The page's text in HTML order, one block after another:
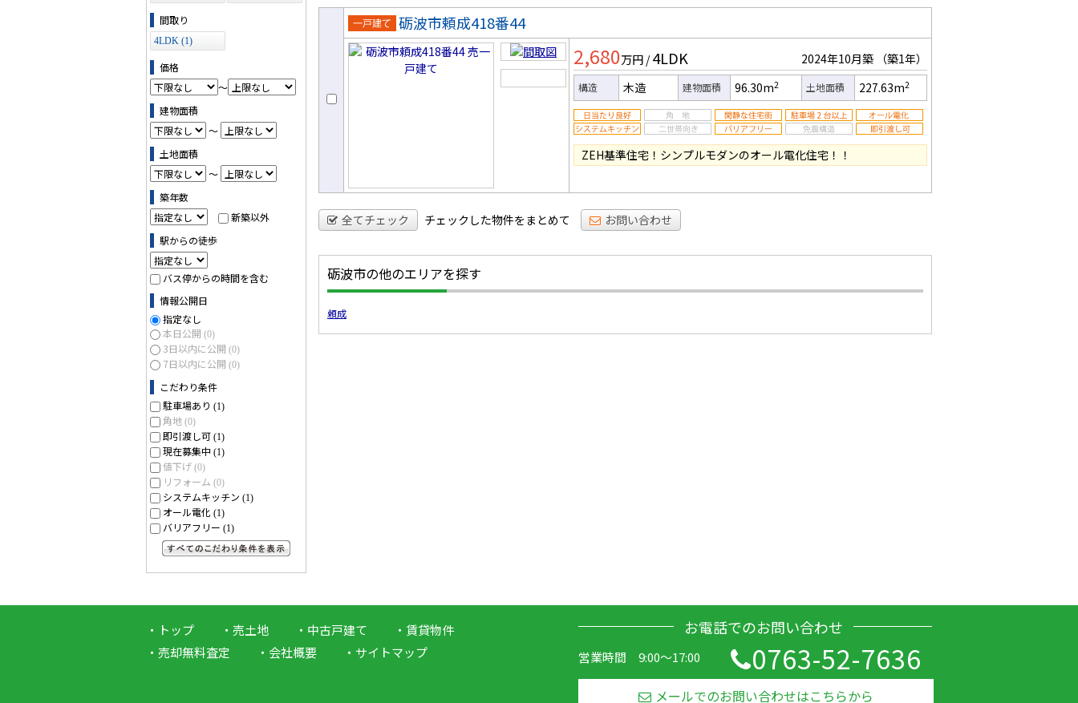
間取り
4LDK (1)
価格
～
建物面積
～
土地面積
～
築年数
新築以外
駅からの徒歩
バス停からの時間を含む
情報公開日
指定なし
本日公開 (0)
3日以内に公開 (0)
7日以内に公開 (0)
こだわり条件
駐車場あり (1)
角地 (0)
即引渡し可 (1)
現在募集中 (1)
値下げ (0)
リフォーム (0)
システムキッチン (1)
オール電化 (1)
バリアフリー (1)
売一戸建
て
砺波市頼成418番44
2,680万円 / 4LDK 2024年10月築 （築1年）
構造 木造 建物面積 96.30m2 土地面積 227.63m2
ZEH基準住宅！シンプルモダンのオール電化住宅！！
全てチェック チェックした物件をまとめて お問い合わせ
砺波市の他のエリアを探す
頼成
トップ 売土地 中古戸建て
賃貸物件
売却無料査定
会社概要 サイトマップ
お電話でのお問い合わせ
営業時間 9:00～17:00 0763-52-7636
メールでのお問い合わせはこちらから